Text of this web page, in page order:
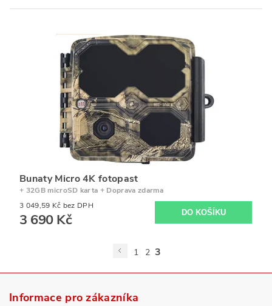
Bunaty Micro 4K fotopast
+ 32GB microSD karta + Doprava zdarma
3 049,59 Kč bez DPH
3 690 Kč
1 2 3
Informace pro zákazníka